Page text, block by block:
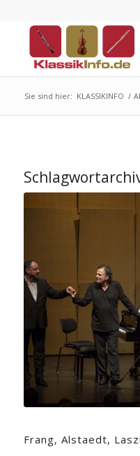
Sie sind hier: KLASSIKINFO /
Frang, Alstaedt,